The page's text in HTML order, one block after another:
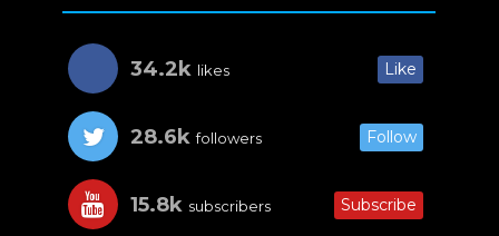
34.2k likes Like
28.6k followers Follow
15.8k subscribers Subscribe